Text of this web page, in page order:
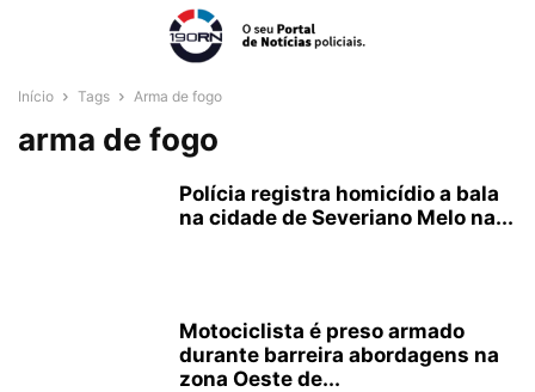
Início Tags Arma de fogo
arma de fogo
Polícia registra homicídio a bala
na cidade de Severiano Melo na...
Motociclista é preso armado
durante barreira abordagens na
zona Oeste de...